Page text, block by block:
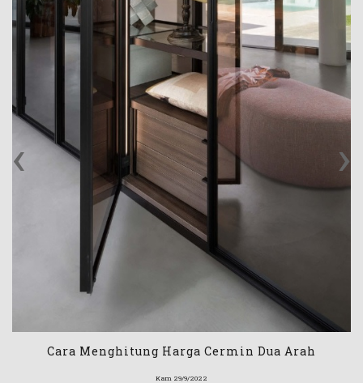
Cara Menghitung Harga Cermin Dua Arah
Kam 29/9/2022
‹ ›